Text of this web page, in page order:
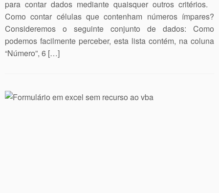
para contar dados mediante quaisquer outros critérios.
Como contar células que contenham números ímpares?
Consideremos o seguinte conjunto de dados: Como
podemos facilmente perceber, esta lista contém, na coluna
“Número”, 6 […]